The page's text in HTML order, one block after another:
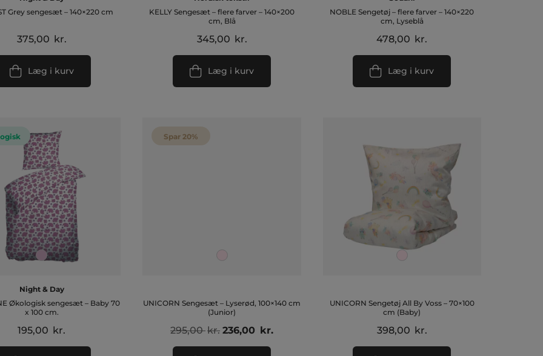
Grey sengesæt – 140×220 cm
375,00 kr.
Læg i kurv
KELLY Sengesæt – flere farver – 140×200
cm, Blå
345,00 kr.
Læg i kurv
NOBLE Sengetøj – flere farver – 140×220
cm, Lyseblå
478,00 kr.
Læg i kurv
Night & Day
Økologisk sengesæt – Baby 70
x 100 cm.
195,00 kr.
Spar 20%
UNICORN Sengesæt – Lyserød, 100×140 cm
(Junior)
295,00kr. Den
236,00 kr.Den
UNICORN Sengetøj All By Voss – 70×100
cm (Baby)
398,00 kr.